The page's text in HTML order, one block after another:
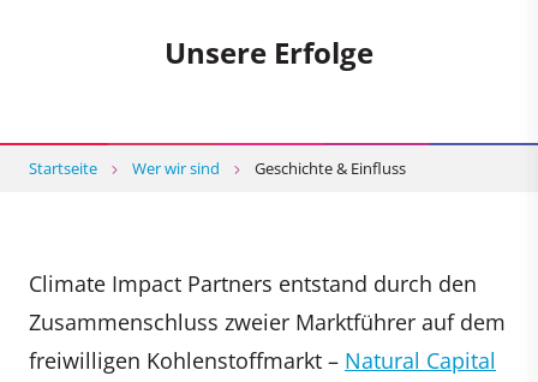
Unsere Erfolge
Startseite Wer wir sind Geschichte & Einfluss
Climate Impact Partners entstand durch den
Zusammenschluss zweier Marktführer auf dem
freiwilligen Kohlenstoffmarkt – Natural Capital